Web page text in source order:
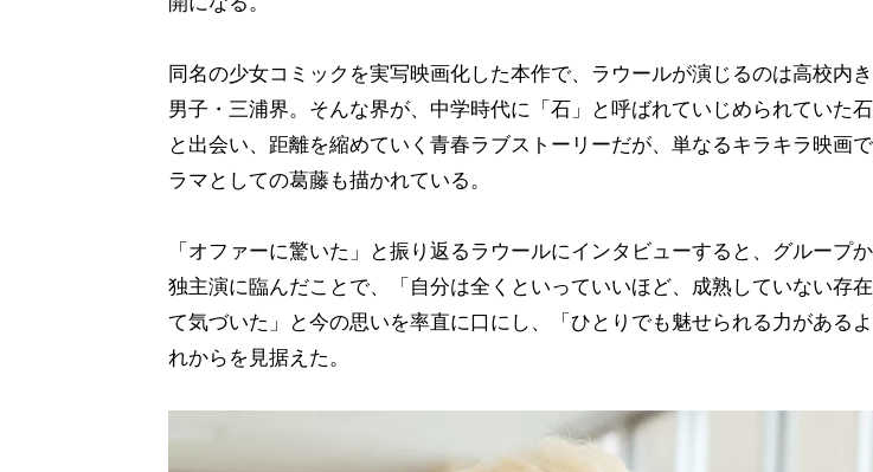
同名の少女コミックを実写映画化した本作で、ラウールが演じるのは高校内
男子・三浦界。そんな界が、中学時代に「石」と呼ばれていじめられていた
と出会い、距離を縮めていく青春ラブストーリーだが、単なるキラキラ映画
ラマとしての葛藤も描かれている。
「オファーに驚いた」と振り返るラウールにインタビューすると、グループ
独主演に臨んだことで、「自分は全くといっていいほど、成熟していない存
て気づいた」と今の思いを率直に口にし、「ひとりでも魅せられる力がある
れからを見据えた。